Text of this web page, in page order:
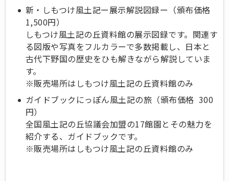
新・しもつけ風土記ー展示解説図録ー（頒布価格
1,500円）
しもつけ風土記の丘資料館の展示図録です。関連す
る図版や写真をフルカラーで多数掲載し、日本と
古代下野国の歴史をひも解きながら解説していま
す。
※販売場所はしもつけ風土記の丘資料館のみ
ガイドブックにっぽん風土記の旅（頒布価格 300
円）
全国風土記の丘協議会加盟の17館園とその魅力を
紹介する、ガイドブックです。
※販売場所はしもつけ風土記の丘資料館のみ